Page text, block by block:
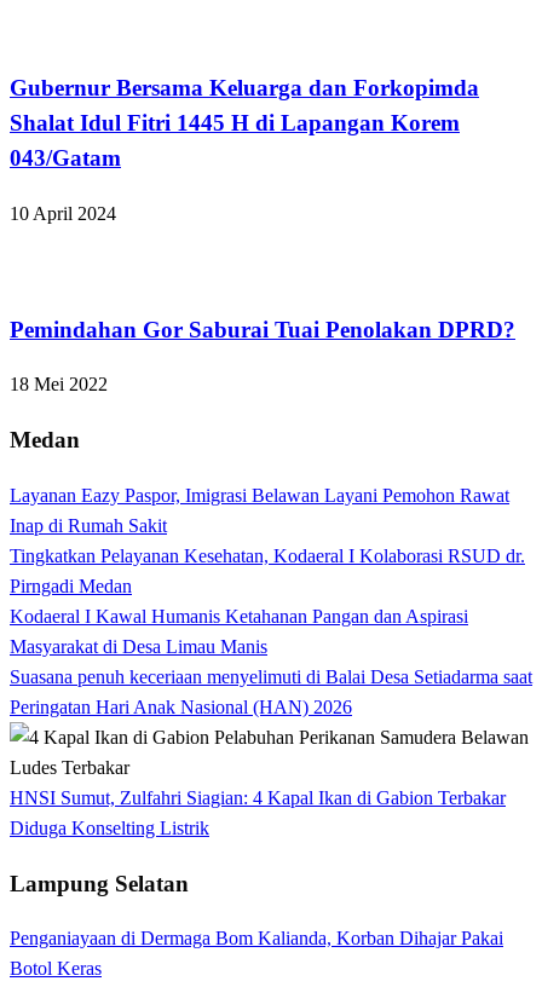
Gubernur Bersama Keluarga dan Forkopimda
Shalat Idul Fitri 1445 H di Lapangan Korem
043/Gatam
10 April 2024
Pemindahan Gor Saburai Tuai Penolakan DPRD?
18 Mei 2022
Medan
Layanan Eazy Paspor, Imigrasi Belawan Layani Pemohon Rawat
Inap di Rumah Sakit
Tingkatkan Pelayanan Kesehatan, Kodaeral I Kolaborasi RSUD dr.
Pirngadi Medan‎
Kodaeral I Kawal Humanis Ketahanan Pangan dan Aspirasi
Masyarakat di Desa Limau Manis
Suasana penuh keceriaan menyelimuti di Balai Desa Setiadarma saat
Peringatan Hari Anak Nasional (HAN) 2026
HNSI Sumut, Zulfahri Siagian: 4 Kapal Ikan di Gabion Terbakar
Diduga Konselting Listrik
Lampung Selatan
Penganiayaan di Dermaga Bom Kalianda, Korban Dihajar Pakai
Botol Keras